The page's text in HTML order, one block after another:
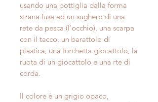
usando una bottiglia dalla forma
strana fusa ad un sughero di una
rete da pesca (l'occhio), una scarpa
con il tacco, un barattolo di
plastica, una forchetta giocattolo, la
ruota di un giocattolo e una rte di
corda.
Il colore è un grigio opaco,